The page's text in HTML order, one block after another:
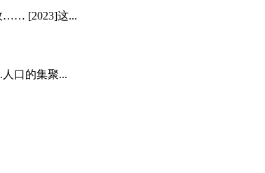
…… [2023]这...
口的集聚...